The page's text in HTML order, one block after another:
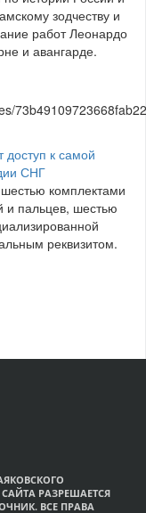
зодчеству и
работ Леонардо
и авангарде.
доступ к самой
СНГ
комплектами
и пальцев, шестью
реквизитом.
РАЗРЕШАЕТСЯ
ВСЕ ПРАВА